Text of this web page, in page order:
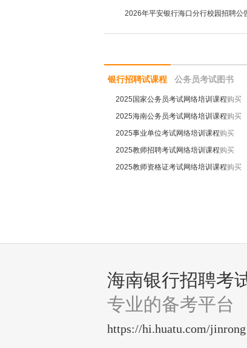
2026年平安银行海口分行校园招聘公
银行招聘试课程 公务员考试图书
2025国家公务员考试网络培训课程购买
2025海南公务员考试网络培训课程购买
2025事业单位考试网络培训课程购买
2025教师招聘考试网络培训课程购买
2025教师资格证考试网络培训课程购买
海南银行招聘考
专业的备考平台
https://hi.huatu.com/jinrong